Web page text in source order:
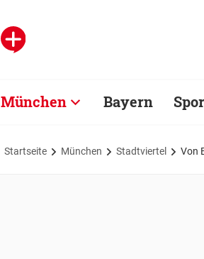
München Bayern
Startseite München Stadtviertel Von